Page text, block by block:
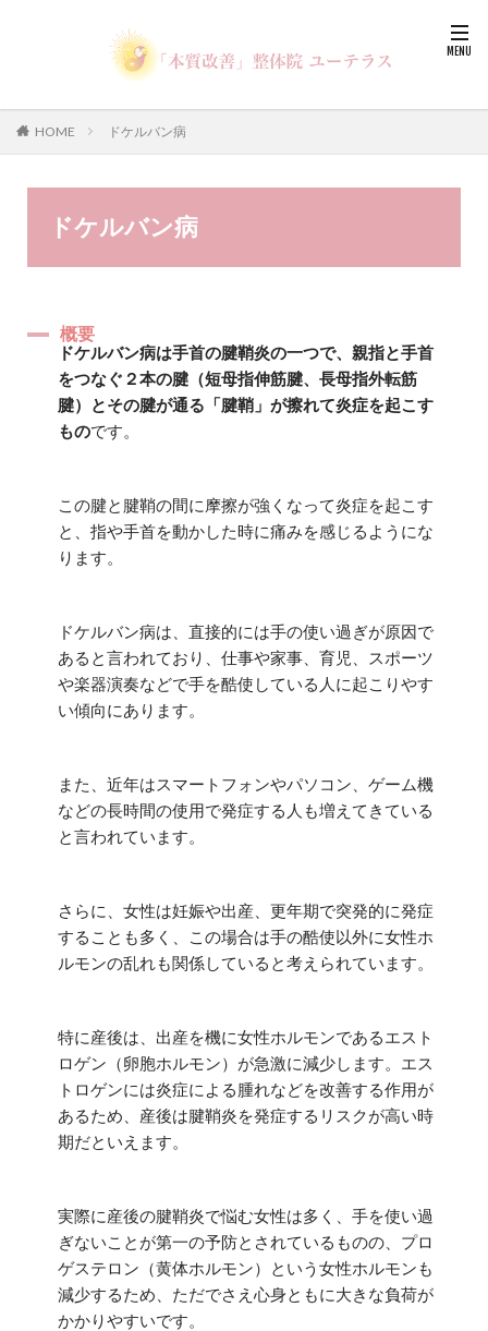
HOME ドケルバン病
ドケルバン病
概要
ドケルバン病は手首の腱鞘炎の一つで、親指と手首
をつなぐ２本の腱（短母指伸筋腱、長母指外転筋
腱）とその腱が通る「腱鞘」が擦れて炎症を起こす
ものです。
この腱と腱鞘の間に摩擦が強くなって炎症を起こす
と、指や手首を動かした時に痛みを感じるようにな
ります。
ドケルバン病は、直接的には手の使い過ぎが原因で
あると言われており、仕事や家事、育児、スポーツ
や楽器演奏などで手を酷使している人に起こりやす
い傾向にあります。
また、近年はスマートフォンやパソコン、ゲーム機
などの長時間の使用で発症する人も増えてきている
と言われています。
さらに、女性は妊娠や出産、更年期で突発的に発症
することも多く、この場合は手の酷使以外に女性ホ
ルモンの乱れも関係していると考えられています。
特に産後は、出産を機に女性ホルモンであるエスト
ロゲン（卵胞ホルモン）が急激に減少します。エス
トロゲンには炎症による腫れなどを改善する作用が
あるため、産後は腱鞘炎を発症するリスクが高い時
期だといえます。
実際に産後の腱鞘炎で悩む女性は多く、手を使い過
ぎないことが第一の予防とされているものの、プロ
ゲステロン（黄体ホルモン）という女性ホルモンも
減少するため、ただでさえ心身ともに大きな負荷が
かかりやすいです。